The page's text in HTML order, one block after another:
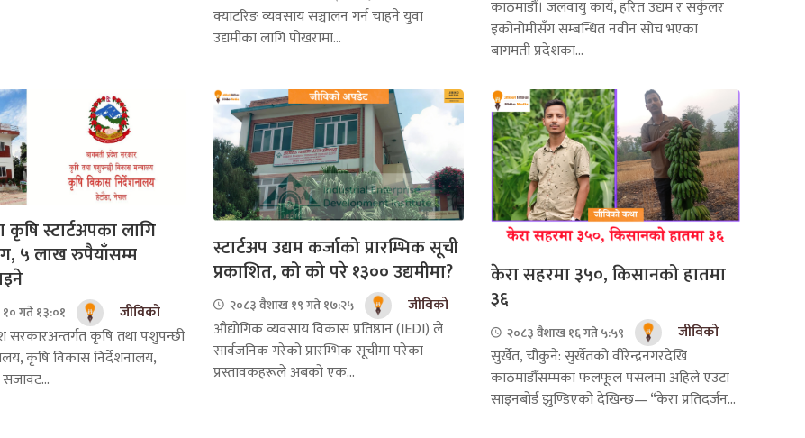
क्याटरिङ व्यवसाय सञ्चालन गर्न चाहने युवा
उद्यमीका लागि पोखरामा...
काठमाडौं। जलवायु कार्य, हरित उद्यम र सर्कुलर
इकोनोमीसँग सम्बन्धित नवीन सोच भएका
बागमती प्रदेशका...
कृषि स्टार्टअपका लागि
५ लाख रुपैयाँसम्म
गते १३:०१
जीविको
सरकारअन्तर्गत कृषि तथा पशुपन्छी
कृषि विकास निर्देशनालय,
स्टार्टअप उद्यम कर्जाको प्रारम्भिक सूची
प्रकाशित, को को परे १३०० उद्यमीमा?
२०८३ वैशाख १९ गते १७:२५
जीविको
औद्योगिक व्यवसाय विकास प्रतिष्ठान (IEDI) ले
सार्वजनिक गरेको प्रारम्भिक सूचीमा परेका
प्रस्तावकहरूले अबको एक...
केरा सहरमा ३५०, किसानको हातमा
३६
२०८३ वैशाख १६ गते ५:५९
जीविको
सुर्खेत, चौकुने: सुर्खेतको वीरेन्द्रनगरदेखि
काठमाडौँसम्मका फलफूल पसलमा अहिले एउटा
साइनबोर्ड झुण्डिएको देखिन्छ— “केरा प्रतिदर्जन...